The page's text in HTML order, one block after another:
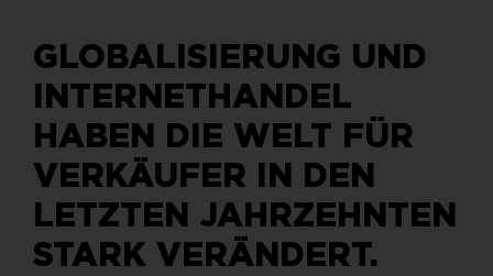
GLOBALISIERUNG UND
INTERNETHANDEL
HABEN DIE WELT FÜR
VERKÄUFER IN DEN
LETZTEN JAHRZEHNTEN
STARK VERÄNDERT.